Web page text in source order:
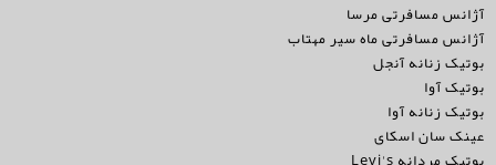
آژانس مسافرتی مرسا
آژانس مسافرتی ماه سیر مهتاب
بوتیک زنانه آنجل
بوتیک آوا
بوتیک زنانه آوا
عینک سان اسکای